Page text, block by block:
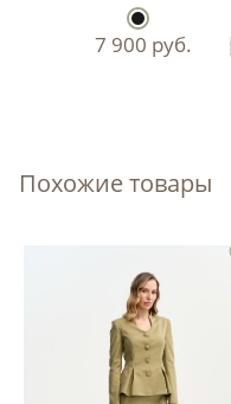
7 900 руб.
Похожие товары